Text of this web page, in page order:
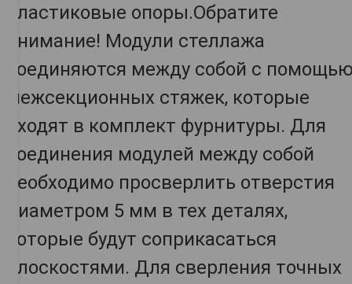
пластиковые опоры.Обратите
внимание! Модули стеллажа
соединяются между собой с
межсекционных стяжек, которые
входят в комплект фурнитуры. Для
соединения модулей между собой
необходимо просверлить отверстия
диаметром 5 мм в тех деталях,
которые будут соприкасаться
плоскостями. Для сверления точных